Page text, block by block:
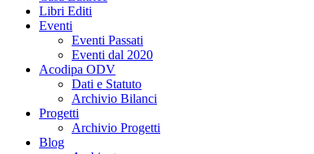
Libri Editi
Eventi
Eventi Passati
Eventi dal 2020
Acodipa ODV
Dati e Statuto
Archivio Bilanci
Progetti
Archivio Progetti
Blog